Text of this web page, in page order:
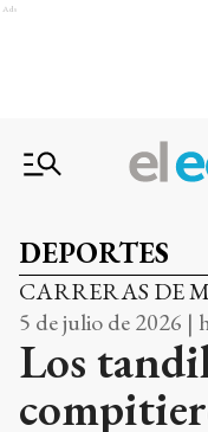
Ads
DEPORTES
CARRERAS DE
5 de julio de 2026 |
Los